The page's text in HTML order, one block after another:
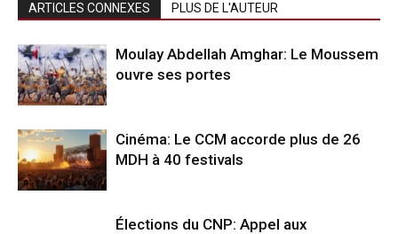
ARTICLES CONNEXES PLUS DE L'AUTEUR
Moulay Abdellah Amghar: Le Moussem
ouvre ses portes
Cinéma: Le CCM accorde plus de 26
MDH à 40 festivals
Élections du CNP: Appel aux